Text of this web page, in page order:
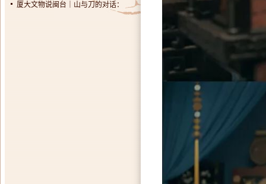
厦大文物说闽台｜山与刀的对话：